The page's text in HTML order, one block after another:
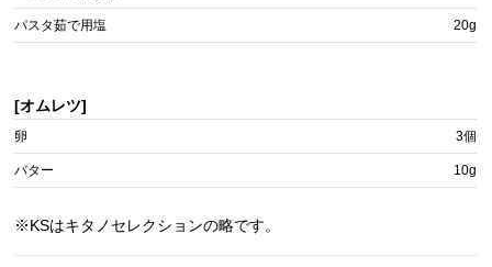
パスタ茹で用塩 20g
[オムレツ]
卵 3個
バター 10g
※KSはキタノセレクションの略です。